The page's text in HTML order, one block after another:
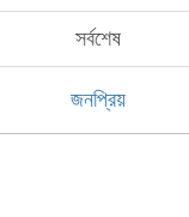
সর্বশেষ
জনপ্রিয়